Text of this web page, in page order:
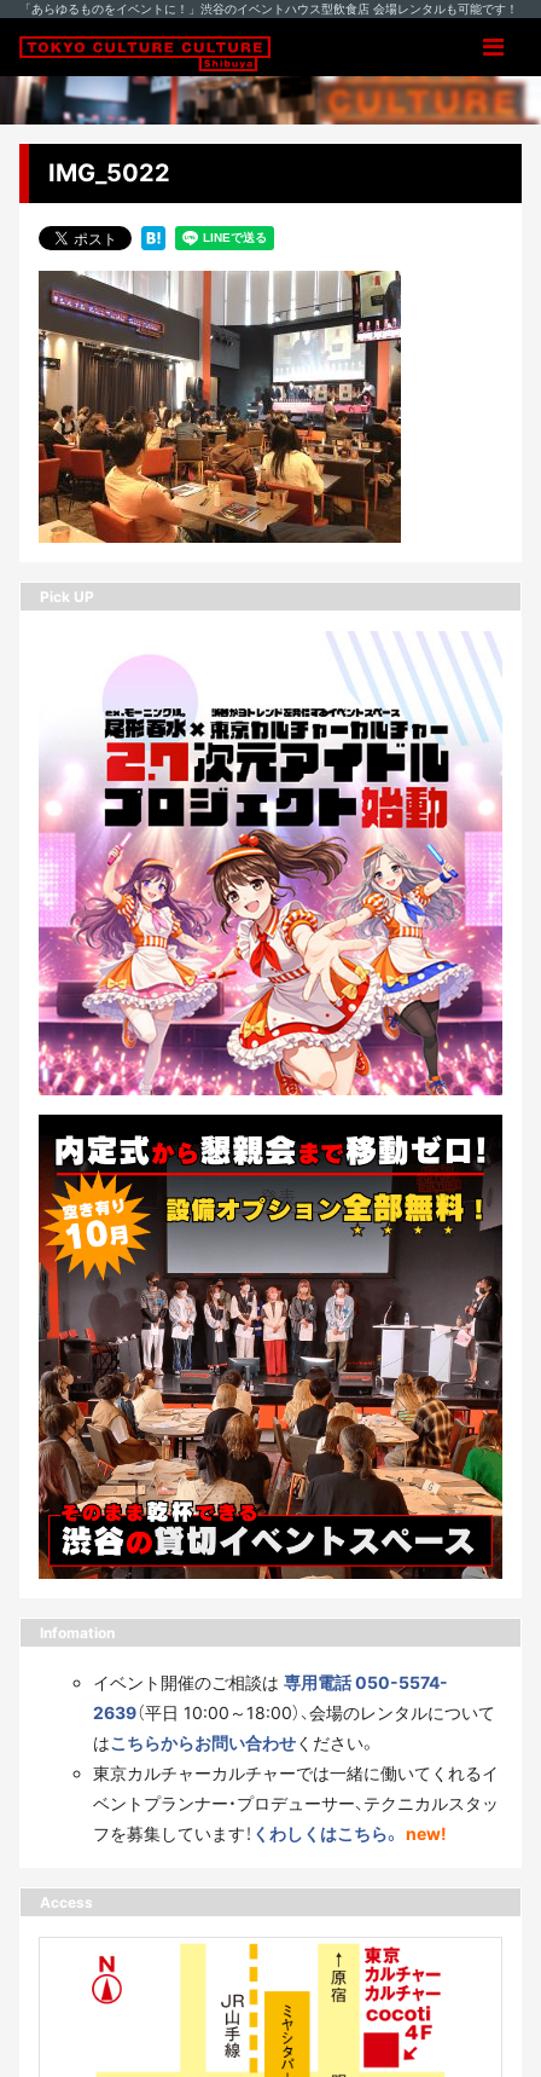
「あらゆるものをイベントに！」渋谷のイベントハウス型飲食店 会場レンタルも可能です！
IMG_5022
Pick UP
Infomation
イベント開催のご相談は 専用電話 050-5574-
2639（平日 10:00～18:00）、会場のレンタルについて
はこちらからお問い合わせください。
東京カルチャーカルチャーでは一緒に働いてくれるイ
ベントプランナー・プロデューサー、テクニカルスタッ
フを募集しています！ くわしくはこちら。 new!
Access